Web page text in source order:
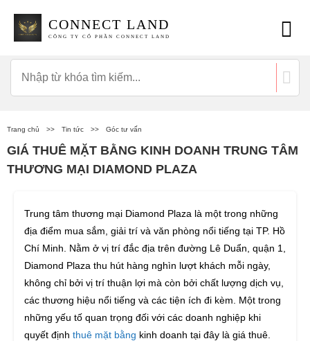
CONNECT LAND
CÔNG TY CỔ PHẦN CONNECT LAND
Trang chủ >> Tin tức >> Góc tư vấn
GIÁ THUÊ MẶT BẰNG KINH DOANH TRUNG TÂM
THƯƠNG MẠI DIAMOND PLAZA
Trung tâm thương mại Diamond Plaza là một trong những
địa điểm mua sắm, giải trí và văn phòng nổi tiếng tại TP. Hồ
Chí Minh. Nằm ở vị trí đắc địa trên đường Lê Duẩn, quận 1,
Diamond Plaza thu hút hàng nghìn lượt khách mỗi ngày,
không chỉ bởi vị trí thuận lợi mà còn bởi chất lượng dịch vụ,
các thương hiệu nổi tiếng và các tiện ích đi kèm. Một trong
những yếu tố quan trọng đối với các doanh nghiệp khi
quyết định thuê mặt bằng kinh doanh tại đây là giá thuê.